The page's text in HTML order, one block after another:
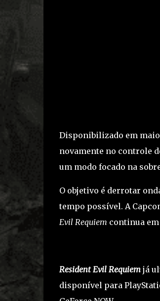
Disponibilizado em
novamente no controle
um modo focado na
O objetivo é derrotar
tempo possível. A
Evil Requiem continua
Resident Evil Requiemjá
disponível para